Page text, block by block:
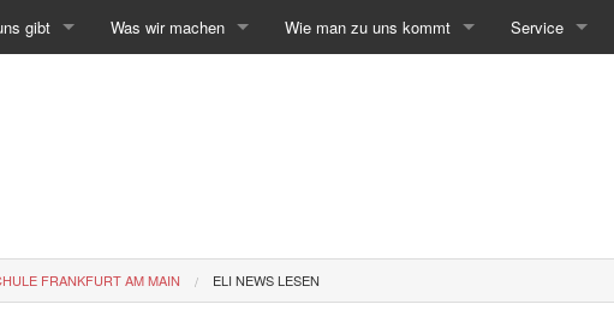
gibt Was wir machen Wie man zu uns kommt Service
FRANKFURT AM MAIN ELI NEWS LESEN